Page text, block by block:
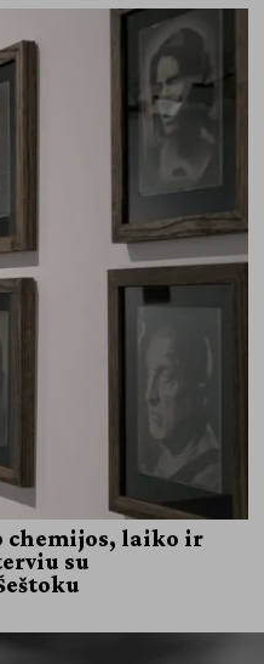
chemijos, laiko ir
su